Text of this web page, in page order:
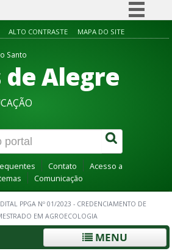
Simplifique!
Acesso à informação
Canais
ALTO CONTRASTE MAPA DO SITE
Santo
de Alegre
Contato
Acesso a
Comunicação
PPGA Nº 01/2023 - CREDENCIAMENTO DE
EM AGROECOLOGIA
MENU